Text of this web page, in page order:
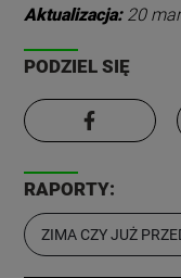
Aktualizacja: 20
PODZIEL SIĘ
RAPORTY:
ZIMA CZY JUŻ